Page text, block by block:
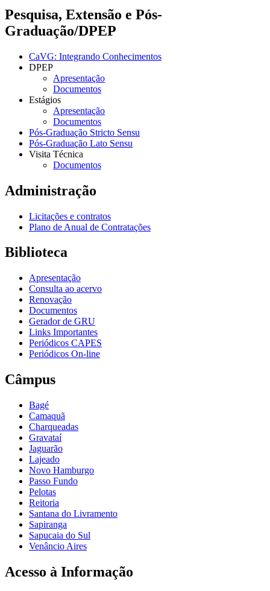
Pesquisa, Extensão e Pós-
Graduação/DPEP
CaVG: Integrando Conhecimentos
DPEP
Apresentação
Documentos
Estágios
Apresentação
Documentos
Pós-Graduação Stricto Sensu
Pós-Graduação Lato Sensu
Visita Técnica
Documentos
Administração
Licitações e contratos
Plano de Anual de Contratações
Biblioteca
Apresentação
Consulta ao acervo
Renovação
Documentos
Gerador de GRU
Links Importantes
Periódicos CAPES
Periódicos On-line
Câmpus
Bagé
Camaquã
Charqueadas
Gravataí
Jaguarão
Lajeado
Novo Hamburgo
Passo Fundo
Pelotas
Reitoria
Santana do Livramento
Sapiranga
Sapucaia do Sul
Venâncio Aires
Acesso à Informação